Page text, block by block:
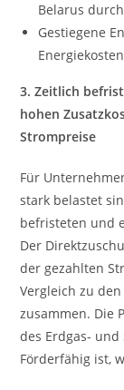
Belarus
Gestiegene
3. Zeitlich
hohen
Strompreise
Für
stark belastet
befristeten und
Der
der gezahlten
Vergleich zu
zusammen. Die
des Erdgas-
Förderfähig ist,